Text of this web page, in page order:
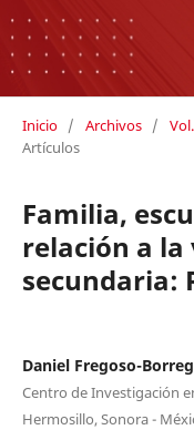
Inicio / Archivos /
Artículos
Familia,
relación a la
secundaria:
Daniel Fregoso-
Centro de Investigación
Hermosillo, Sonora -